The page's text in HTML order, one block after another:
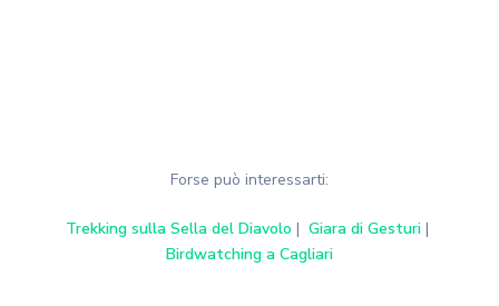
Forse può interessarti:
Trekking sulla Sella del Diavolo | Giara di Gesturi |
Birdwatching a Cagliari